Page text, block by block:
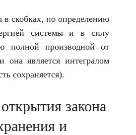
скобках, по определению
системы и в силу
полной производной от
она является интегралом
сохраняется).
закона
и